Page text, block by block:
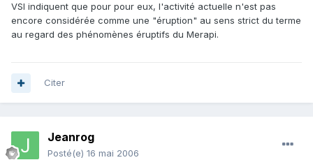
VSI indiquent que pour pour eux, l'activité actuelle n'est pas
encore considérée comme une "éruption" au sens strict du terme
au regard des phénomènes éruptifs du Merapi.
Citer
Jeanrog
Posté(e) 16 mai 2006